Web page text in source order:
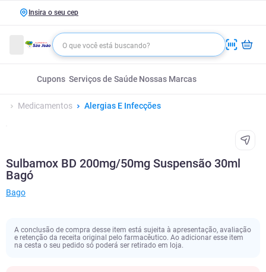
Insira o seu cep
Cupons Serviços de Saúde Nossas Marcas
Medicamentos Alergias E Infecções
Sulbamox BD 200mg/50mg Suspensão 30ml
Bagó
Bago
A conclusão de compra desse item está sujeita à apresentação, avaliação
e retenção da receita original pelo farmacêutico. Ao adicionar esse item
na cesta o seu pedido só poderá ser retirado em loja.